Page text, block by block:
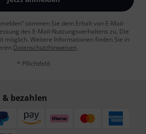
stimmen Sie dem Erhalt von E-Mail-
des E-Mail-Nutzungsverhaltens zu. Die
möglich. Weitere Informationen finden Sie in
Datenschutzhinweisen.
* Pflichtfeld
bezahlen